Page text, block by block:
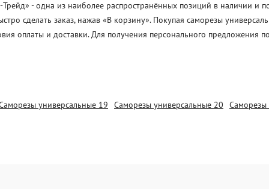
- одна из наиболее распространённых позиций в наличии и
сделать заказ, нажав «В корзину». Покупая саморезы
оплаты и доставки. Для получения персонального
универсальные 19 Саморезы универсальные 20 Саморезы